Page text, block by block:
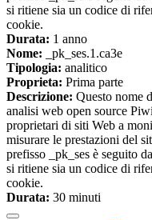
si ritiene sia un codice di
cookie.
Durata: 1 anno
Nome: _pk_ses.1.ca3e
Tipologia: analitico
Proprieta: Prima parte
Descrizione: Questo nome
analisi web open source
proprietari di siti Web a
misurare le prestazioni del
prefisso _pk_ses è seguito
si ritiene sia un codice di
cookie.
Durata: 30 minuti